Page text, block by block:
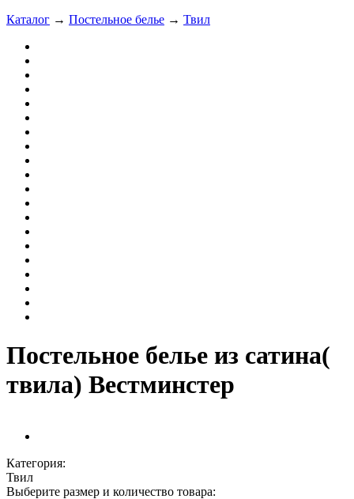
Каталог → Постельное белье → Твил
Постельное белье из сатина(
твила) Вестминстер
Категория:
Твил
Выберите размер и количество товара: